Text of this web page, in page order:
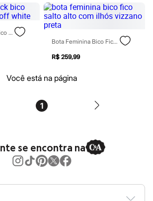
Scarpin Slingback Bico Fino Salto Grosso Off White
Bota Feminina Bico Fico Salto Alto Com Ilhós Vizzano Preta
R$ 259,99
Você está na página
1
se encontra na